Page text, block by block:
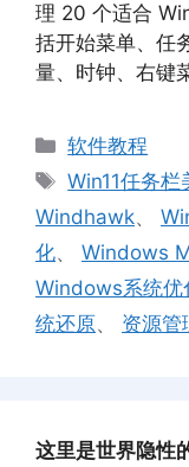
理 20 个适合
括开始菜单、任
量、时钟、右键
分
类
软件教程
标
签
Win11任务栏
Windhawk、
化、 Windows
Windows系统优
统还原、 资源管
这里是世界隐性